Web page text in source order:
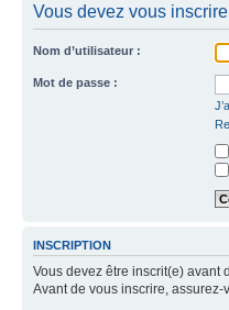
Vous devez vous
Nom d’utilisateur :
Mot de passe :
INSCRIPTION
Vous devez être inscrit(e) avant
Avant de vous inscrire,